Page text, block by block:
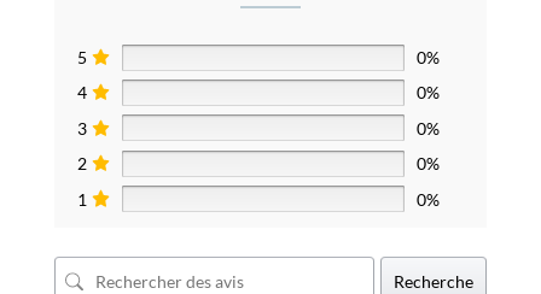
5
0%
4
0%
3
0%
2
0%
1
0%
Recherche